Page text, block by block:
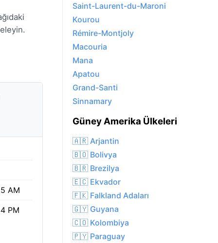
AM
PM
Saint-Laurent-du-Maroni
Kourou
Rémire-Montjoly
Macouria
Mana
Apatou
Grand-Santi
Sinnamary
Güney Amerika Ülkeleri
🇦🇷 Arjantin
🇧🇴 Bolivya
🇧🇷 Brezilya
🇪🇨 Ekvador
🇫🇰 Falkland Adaları
🇬🇾 Guyana
🇨🇴 Kolombiya
🇵🇾 Paraguay